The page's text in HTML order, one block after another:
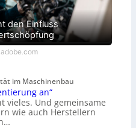
den Einfluss
im Maschinenbau
an“
vieles. Und gemeinsame
wie auch Herstellern